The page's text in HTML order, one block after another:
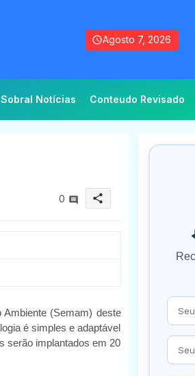
Agosto 7, 2026
Notícias Conteudo Revisado
0 share
(Semam) deste
é simples e adaptável
serão implantados em 20